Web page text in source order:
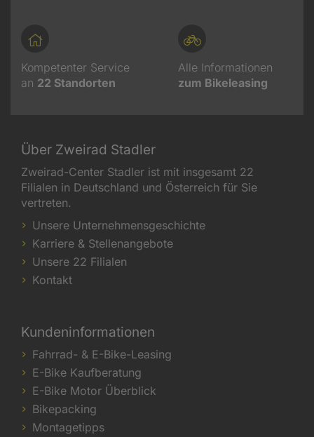
Kompetenter Service
an 22 Standorten
Alle Informationen
zum Bikeleasing
Über Zweirad Stadler
Zweirad-Center Stadler ist mit insgesamt 22
Filialen in Deutschland und Österreich für Sie
vertreten.
Unsere Unternehmensgeschichte
Karriere & Stellenangebote
Unsere 22 Filialen
Kontakt
Kundeninformationen
Fahrrad- & E-Bike-Leasing
E-Bike Kaufberatung
E-Bike Motor Überblick
Bikepacking
Montagetipps